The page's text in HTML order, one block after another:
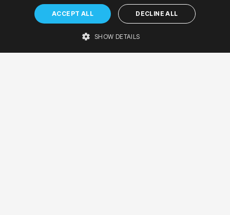
210th birthday of Emilie Meyer I Szczecin Stories
Symphonic concert
ACCEPT ALL DECLINE ALL
SHOW DETAILS